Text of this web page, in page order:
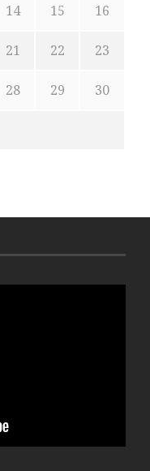
14 15 16
21 22 23
28 29 30